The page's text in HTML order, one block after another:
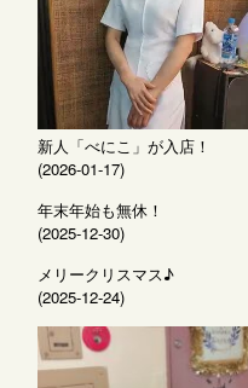
新人「べにこ」が入店！
(2026-01-17)
年末年始も無休！
(2025-12-30)
メリークリスマス♪
(2025-12-24)